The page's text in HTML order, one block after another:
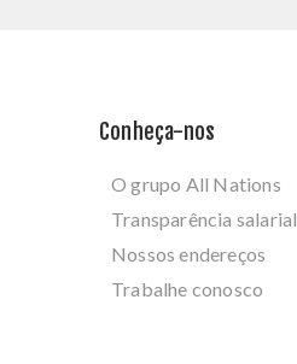
Conheça-nos
O grupo All Nations
Transparência salarial
Nossos endereços
Trabalhe conosco